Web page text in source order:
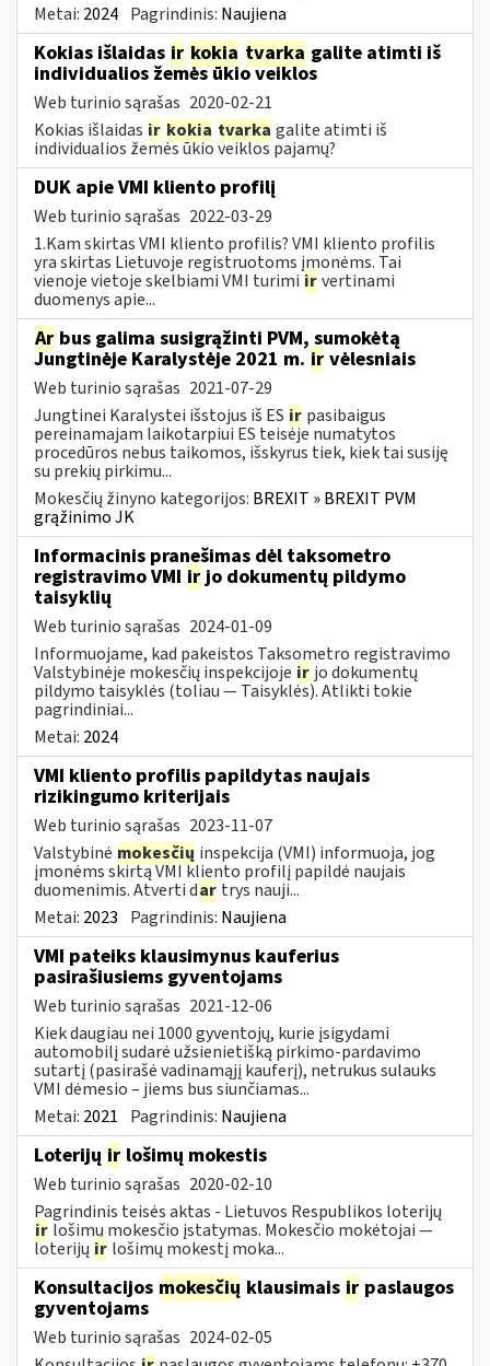
Metai: 2024 Pagrindinis: Naujiena
Kokias išlaidas ir kokia tvarka galite atimti iš
individualios žemės ūkio veiklos
Web turinio sąrašas 2020-02-21
Kokias išlaidas ir kokia tvarka galite atimti iš
individualios žemės ūkio veiklos pajamų?
DUK apie VMI kliento profilį
Web turinio sąrašas 2022-03-29
1.Kam skirtas VMI kliento profilis? VMI kliento profilis
yra skirtas Lietuvoje registruotoms įmonėms. Tai
vienoje vietoje skelbiami VMI turimi irvertinami
duomenys apie...
Ar bus galima susigrąžinti PVM, sumokėtą
Jungtinėje Karalystėje 2021 m. ir vėlesniais
Web turinio sąrašas 2021-07-29
Jungtinei Karalystei išstojus iš ES ir pasibaigus
pereinamajam laikotarpiui ES teisėje numatytos
procedūros nebus taikomos, išskyrus tiek, kiek tai susiję
su prekių pirkimu...
Mokesčių žinyno kategorijos: BREXIT » BREXIT PVM
grąžinimo JK
Informacinis pranešimas dėl taksometro
registravimo VMI irjo dokumentų pildymo
taisyklių
Web turinio sąrašas 2024-01-09
Informuojame, kad pakeistos Taksometro registravimo
Valstybinėje mokesčių inspekcijoje ir jo dokumentų
pildymo taisyklės (toliau — Taisyklės). Atlikti tokie
pagrindiniai...
Metai: 2024
VMI kliento profilis papildytas naujais
rizikingumo kriterijais
Web turinio sąrašas 2023-11-07
Valstybinė mokesčių inspekcija (VMI) informuoja, jog
įmonėms skirtą VMI kliento profilį papildė naujais
duomenimis. Atverti dar trys nauji...
Metai: 2023 Pagrindinis: Naujiena
VMI pateiks klausimynus kauferius
pasirašiusiems gyventojams
Web turinio sąrašas 2021-12-06
Kiek daugiau nei 1000 gyventojų, kurie įsigydami
automobilį sudarė užsienietišką pirkimo-pardavimo
sutartį (pasirašė vadinamąjį kauferį), netrukus sulauks
VMI dėmesio – jiems bus siunčiamas...
Metai: 2021 Pagrindinis: Naujiena
Loterijų ir lošimų mokestis
Web turinio sąrašas 2020-02-10
Pagrindinis teisės aktas - Lietuvos Respublikos loterijų
ir lošimų mokesčio įstatymas. Mokesčio mokėtojai —
loterijų ir lošimų mokestį moka...
Konsultacijos mokesčių klausimais ir paslaugos
gyventojams
Web turinio sąrašas 2024-02-05